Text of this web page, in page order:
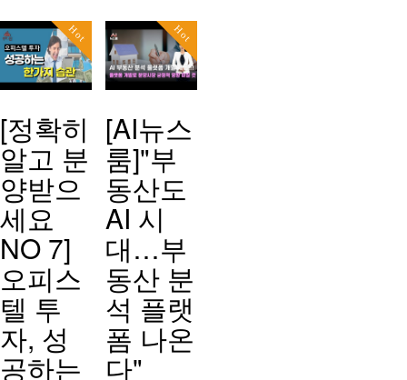
Hot
[정확히
알고 분
양받으
세요
NO 7]
오피스
텔 투
자, 성
공하는
Hot
[AI뉴스
룸]"부
동산도
AI 시
대…부
동산 분
석 플랫
폼 나온
다"